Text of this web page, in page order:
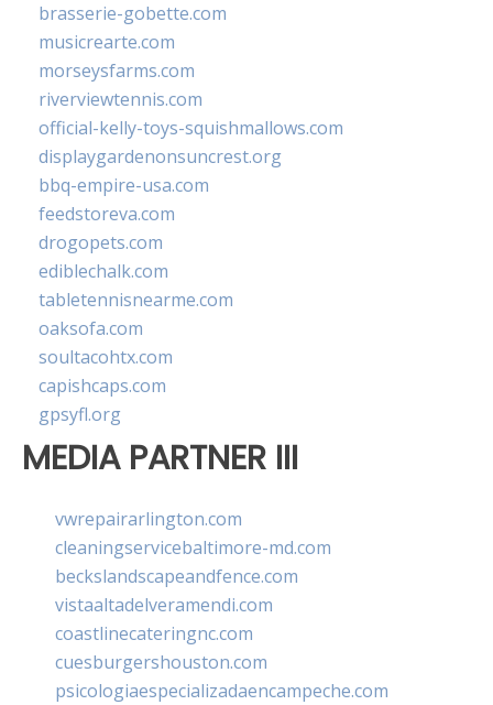
brasserie-gobette.com
musicrearte.com
morseysfarms.com
riverviewtennis.com
official-kelly-toys-squishmallows.com
displaygardenonsuncrest.org
bbq-empire-usa.com
feedstoreva.com
drogopets.com
ediblechalk.com
tabletennisnearme.com
oaksofa.com
soultacohtx.com
capishcaps.com
gpsyfl.org
MEDIA PARTNER III
vwrepairarlington.com
cleaningservicebaltimore-md.com
beckslandscapeandfence.com
vistaaltadelveramendi.com
coastlinecateringnc.com
cuesburgershouston.com
psicologiaespecializadaencampeche.com